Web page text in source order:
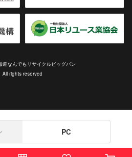
道なんでもリサイクルビッグバン
All rights reserved
PC